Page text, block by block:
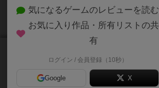
気になるゲームのレビューを読む
お気に入り作品・所有リストの共
有
ログイン / 会員登録（10秒）
Google X